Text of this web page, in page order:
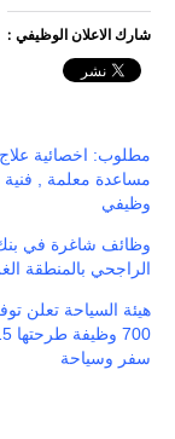
شارك الاعلان الوظيفي :
مطلوب: اخصائية
مساعدة معلمة , فنية
وظيفي
وظائف شاغرة في
الراجحي بالمنطقة
هيئة السياحة تعلن
سفر وسياحة